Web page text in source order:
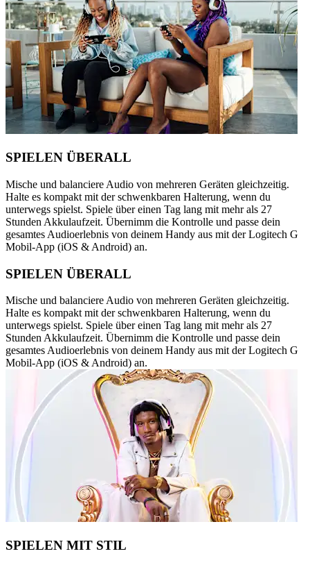
SPIELEN ÜBERALL
Mische und balanciere Audio von mehreren Geräten gleichzeitig.
Halte es kompakt mit der schwenkbaren Halterung, wenn du
unterwegs spielst. Spiele über einen Tag lang mit mehr als 27
Stunden Akkulaufzeit. Übernimm die Kontrolle und passe dein
gesamtes Audioerlebnis von deinem Handy aus mit der Logitech G
Mobil-App (iOS & Android) an.
SPIELEN ÜBERALL
Mische und balanciere Audio von mehreren Geräten gleichzeitig.
Halte es kompakt mit der schwenkbaren Halterung, wenn du
unterwegs spielst. Spiele über einen Tag lang mit mehr als 27
Stunden Akkulaufzeit. Übernimm die Kontrolle und passe dein
gesamtes Audioerlebnis von deinem Handy aus mit der Logitech G
Mobil-App (iOS & Android) an.
SPIELEN MIT STIL